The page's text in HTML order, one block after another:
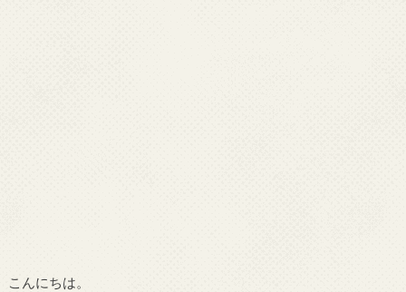
こんにちは。